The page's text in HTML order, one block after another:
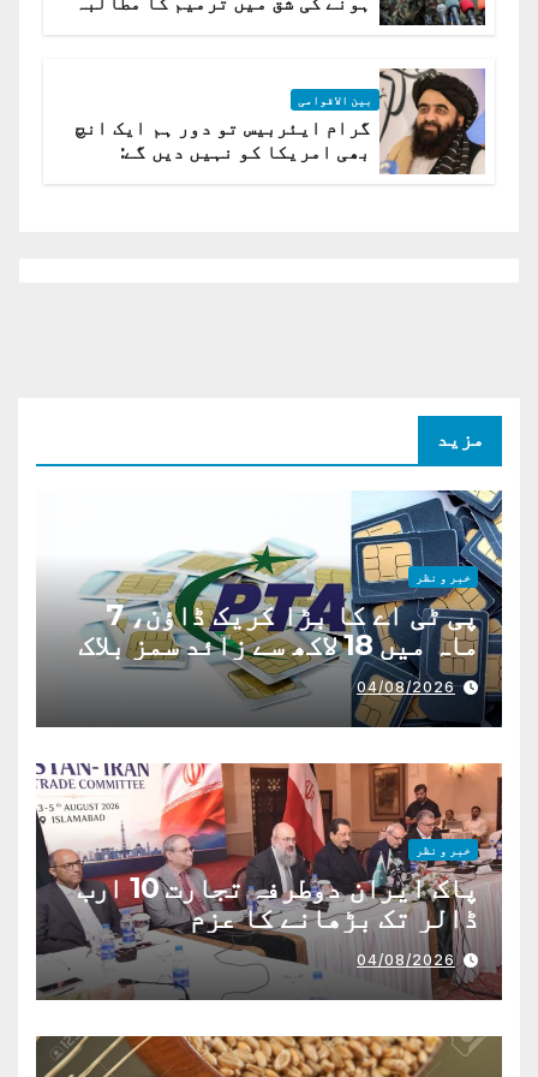
بین الاقوامی
گرام ایئربیس تو دور ہم ایک انچ
بھی امریکا کو نہیں دیں گے:
مزید
خبر و نظر
پی ٹی اے کا بڑا کریک ڈاؤن، 7
ماہ میں 18 لاکھ سے زائد سمز بلاک
04/08/2026
خبر و نظر
پاک ایران دوطرفہ تجارت 10 ارب
ڈالر تک بڑھانے کا عزم
04/08/2026